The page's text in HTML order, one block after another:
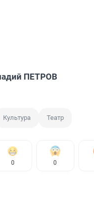
ПЕТРОВ
Культура Театр
0 0